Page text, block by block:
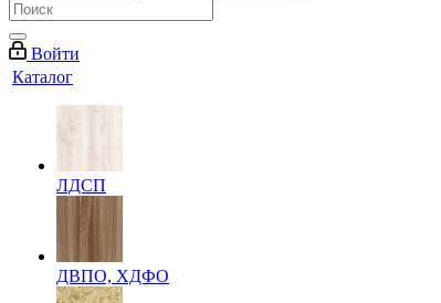
Войти
Каталог
ЛДСП
ДВПО, ХДФО